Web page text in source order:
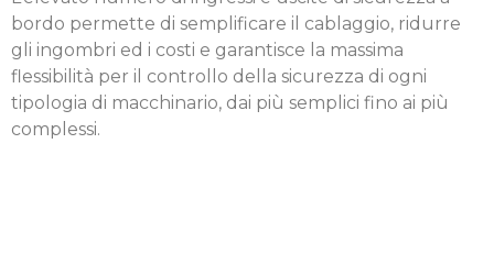
bordo permette di semplificare il cablaggio, ridurre
gli ingombri ed i costi e garantisce la massima
flessibilità per il controllo della sicurezza di ogni
tipologia di macchinario, dai più semplici fino ai più
complessi.